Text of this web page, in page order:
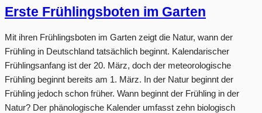
Erste Frühlingsboten im Garten
Mit ihren Frühlingsboten im Garten zeigt die Natur, wann der
Frühling in Deutschland tatsächlich beginnt. Kalendarischer
Frühlingsanfang ist der 20. März, doch der meteorologische
Frühling beginnt bereits am 1. März. In der Natur beginnt der
Frühling jedoch schon früher. Wann beginnt der Frühling in der
Natur? Der phänologische Kalender umfasst zehn biologisch